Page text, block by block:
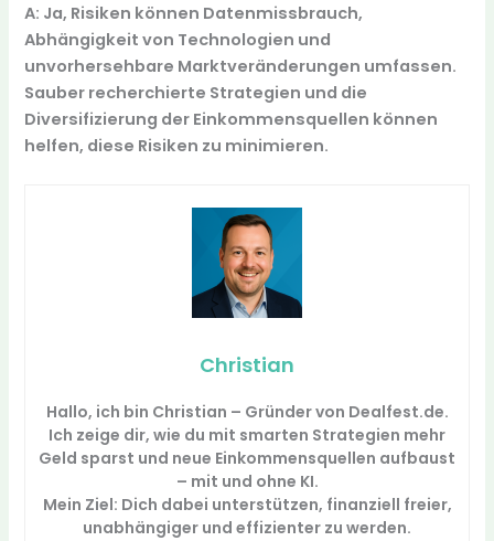
A: Ja, Risiken können Datenmissbrauch,
Abhängigkeit von Technologien und
unvorhersehbare Marktveränderungen umfassen.
Sauber recherchierte Strategien und die
Diversifizierung der Einkommensquellen können
helfen, diese Risiken zu minimieren.
Christian
Hallo, ich bin Christian – Gründer von Dealfest.de.
Ich zeige dir, wie du mit smarten Strategien mehr
Geld sparst und neue Einkommensquellen aufbaust
– mit und ohne KI.
Mein Ziel: Dich dabei unterstützen, finanziell freier,
unabhängiger und effizienter zu werden.